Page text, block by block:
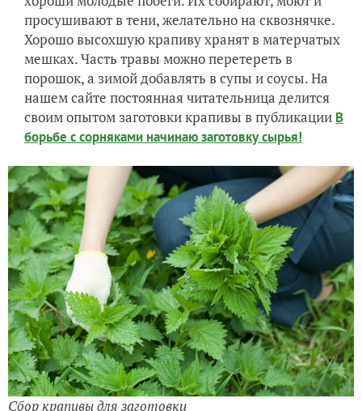
просушивают в тени, желательно на сквознячке.
Хорошо высохшую крапиву хранят в матерчатых
мешках. Часть травы можно перетереть в
порошок, а зимой добавлять в супы и соусы. На
нашем сайте постоянная читательница делится
своим опытом заготовки крапивы в публикации В
борьбе с сорняками начинаю заготовку сырья!
Сбор крапивы для заготовки